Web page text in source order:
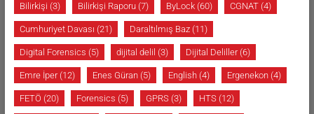
Bilirkişi (3) Bilirkişi Raporu(7) ByLock(60) CGNAT(4)
Cumhuriyet Davası (21) Daraltılmış Baz(11)
Digital Forensics (5) dijital delil (3) Dijital Deliller(6)
Emre İper(12) Enes Güran(5) English(4) Ergenekon(4)
FETÖ (20) Forensics (5) GPRS(3) HTS(12)